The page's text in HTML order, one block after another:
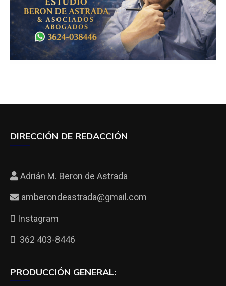
DIRECCIÓN DE REDACCIÓN
Adrián M. Beron de Astrada
amberondeastrada@gmail.com
Instagram
362 403-8446
PRODUCCIÓN GENERAL: